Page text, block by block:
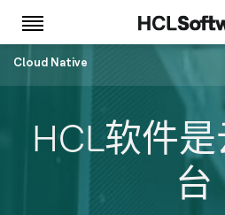
Cloud Native
HCL软件
台